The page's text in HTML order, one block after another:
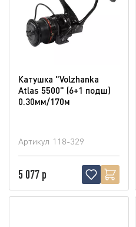
Катушка "Volzhanka
Atlas 5500" (6+1 подш)
0.30мм/170м
Артикул 118-329
5 077 р